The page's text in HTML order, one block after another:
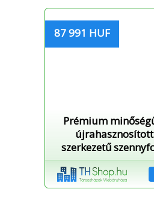
87 991 HUF
Prémium
szerkezetű